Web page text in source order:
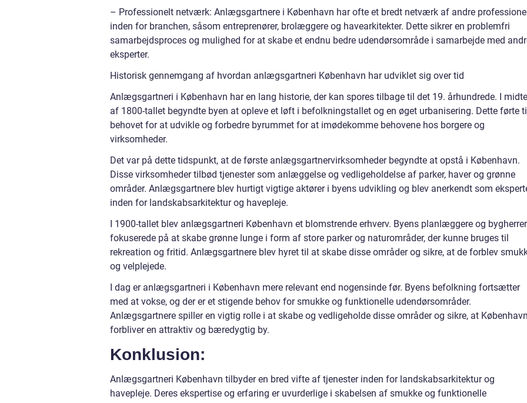
– Professionelt netværk: Anlægsgartnere i København har ofte et bredt netværk af andre
inden for branchen, såsom entreprenører, brolæggere og havearkitekter. Dette sikrer en problemfri
samarbejdsproces og mulighed for at skabe et endnu bedre udendørsområde i samarbejde med
eksperter.
Historisk gennemgang af hvordan anlægsgartneri København har udviklet sig over tid
Anlægsgartneri i København har en lang historie, der kan spores tilbage til det 19. århundrede. I
af 1800-tallet begyndte byen at opleve et løft i befolkningstallet og en øget urbanisering. Dette førte
behovet for at udvikle og forbedre byrummet for at imødekomme behovene hos borgere og
virksomheder.
Det var på dette tidspunkt, at de første anlægsgartnervirksomheder begyndte at opstå i København.
Disse virksomheder tilbød tjenester som anlæggelse og vedligeholdelse af parker, haver og grønne
områder. Anlægsgartnere blev hurtigt vigtige aktører i byens udvikling og blev anerkendt som
inden for landskabsarkitektur og havepleje.
I 1900-tallet blev anlægsgartneri København et blomstrende erhverv. Byens planlæggere og bygherrer
fokuserede på at skabe grønne lunge i form af store parker og naturområder, der kunne bruges til
rekreation og fritid. Anlægsgartnere blev hyret til at skabe disse områder og sikre, at de forblev
og velplejede.
I dag er anlægsgartneri i København mere relevant end nogensinde før. Byens befolkning fortsætter
med at vokse, og der er et stigende behov for smukke og funktionelle udendørsområder.
Anlægsgartnere spiller en vigtig rolle i at skabe og vedligeholde disse områder og sikre, at
forbliver en attraktiv og bæredygtig by.
Konklusion:
Anlægsgartneri København tilbyder en bred vifte af tjenester inden for landskabsarkitektur og
havepleje. Deres ekspertise og erfaring er uvurderlige i skabelsen af smukke og funktionelle